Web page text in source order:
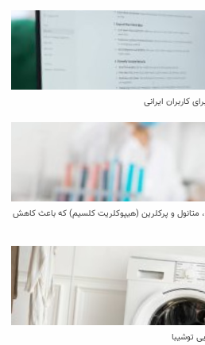
متانول و پرکلرین (هیپوکلریت کلسیم) که باعث کاهش
توشیبا